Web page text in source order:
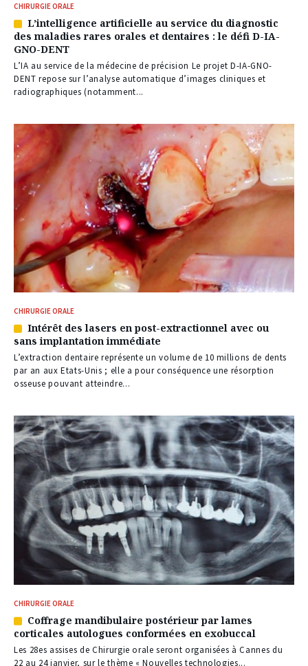
CHIRURGIE ORALE
Article
réservé
à
nos
abonnés
L’intelligence artificielle au service du diagnostic
des maladies rares orales et dentaires : le défi D-IA-
GNO-DENT
L’IA au service de la médecine de précision Le projet D-IA-GNO-
DENT repose sur l’analyse automatique d’images cliniques et
radiographiques (notamment...
CHIRURGIE ORALE
Article
réservé
à
nos
abonnés
Intérêt des lasers en post-extractionnel avec ou
sans implantation immédiate
L’extraction dentaire représente un volume de 10 millions de dents
par an aux Etats-Unis ; elle a pour conséquence une résorption
osseuse pouvant atteindre...
CHIRURGIE ORALE
Article
réservé
à
nos
Coffrage mandibulaire postérieur par lames
corticales autologues conformées en exobuccal
Les 28es assises de Chirurgie orale seront organisées à Cannes du
22 au 24 janvier, sur le thème « Nouvelles technologies...